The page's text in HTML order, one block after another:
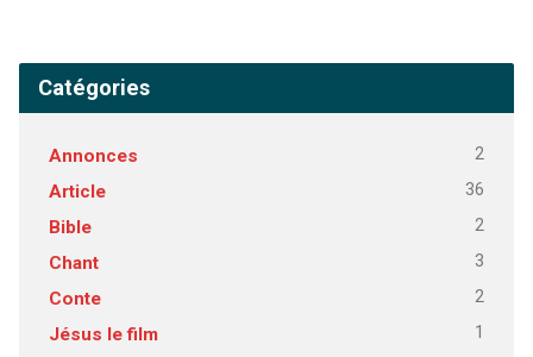
Catégories
Annonces 2
Article 36
Bible 2
Chant 3
Conte 2
Jésus le film 1